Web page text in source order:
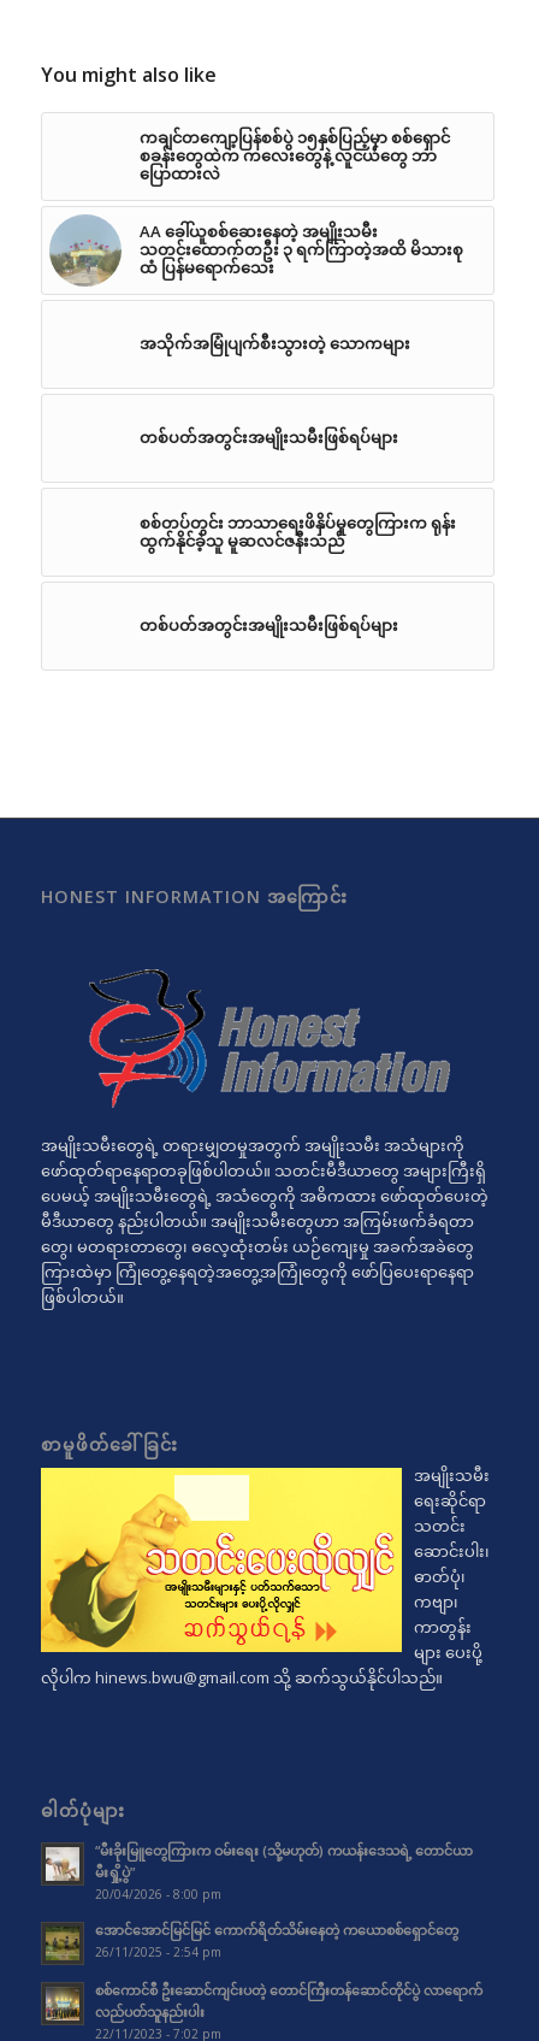
You might also like
ကချင်တကျော့ပြန်စစ်ပွဲ ၁၅နှစ်ပြည့်မှာ စစ်ရှောင်
စခန်းတွေထဲက ကလေးတွေနဲ့ လူငယ်တွေ ဘာ
ပြောထားလဲ
AA ခေါ်ယူစစ်ဆေးနေတဲ့ အမျိုးသမီး
သတင်းထောက်တဦး ၃ ရက်ကြာတဲ့အထိ မိသားစု
ထံ ပြန်မရောက်သေး
အသိုက်အမြုံပျက်စီးသွားတဲ့ သောကများ
တစ်ပတ်အတွင်းအမျိုးသမီးဖြစ်ရပ်များ
စစ်တပ်တွင်း ဘာသာရေးဖိနှိပ်မှုတွေကြားက ရုန်း
ထွက်နိုင်ခဲ့သူ မူဆလင်ဇနီးသည်
တစ်ပတ်အတွင်းအမျိုးသမီးဖြစ်ရပ်များ
HONEST INFORMATION အကြောင်း
အမျိုးသမီးတွေရဲ့ တရားမျှတမှုအတွက် အမျိုးသမီး အသံများကို
ဖော်ထုတ်ရာနေရာတခုဖြစ်ပါတယ်။ သတင်းမီဒီယာတွေ အများကြီးရှိ
ပေမယ့် အမျိုးသမီးတွေရဲ့ အသံတွေကို အဓိကထား ဖော်ထုတ်ပေးတဲ့
မီဒီယာတွေ နည်းပါတယ်။ အမျိုးသမီးတွေဟာ အကြမ်းဖက်ခံရတာ
တွေ၊ မတရားတာတွေ၊ ဓလေ့ထုံးတမ်း ယဉ်ကျေးမှု အခက်အခဲတွေ
ကြားထဲမှာ ကြုံတွေ့နေရတဲ့အတွေ့အကြုံတွေကို ဖော်ပြပေးရာနေရာ
ဖြစ်ပါတယ်။
စာမူဖိတ်ခေါ်ခြင်း
အမျိုးသမီး
ရေးဆိုင်ရာ
သတင်း
ဆောင်းပါး၊
ဓာတ်ပုံ၊
ကဗျာ၊
ကာတွန်း
များ ပေးပို့
လိုပါက hinews.bwu@gmail.com သို့ ဆက်သွယ်နိုင်ပါသည်။
ဓါတ်ပုံများ
“မီးခိုးမြူတွေကြားက ဝမ်းရေး (သို့မဟုတ်) ကယန်းဒေသရဲ့ တောင်ယာ
မီးရှို့ပွဲ”
20/04/2026 - 8:00 pm
အောင်အောင်မြင်မြင် ကောက်ရိတ်သိမ်းနေတဲ့ ကယောစစ်ရှောင်တွေ
26/11/2025 - 2:54 pm
စစ်ကောင်စီ ဦးဆောင်ကျင်းပတဲ့ တောင်ကြီးတန်ဆောင်တိုင်ပွဲ လာရောက်
လည်ပတ်သူနည်းပါး
22/11/2023 - 7:02 pm